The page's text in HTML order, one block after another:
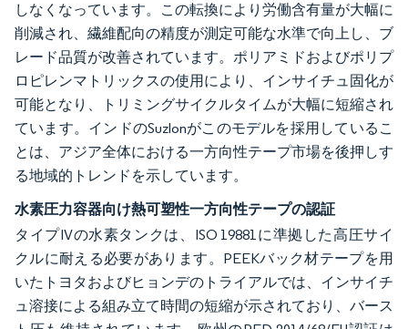
しなくなっています。この転換により労働含有量が大幅に
削減され、繊維配向の精度が測定可能な水準で向上し、ブ
レード品質が改善されています。ポリアミドおよびポリプ
ロピレンマトリックスの使用により、インサイチュ固化が
可能となり、トリミングサイクルタイムが大幅に短縮され
ています。インドのSuzlonがこのモデルを採用しているこ
とは、アジア全体における一方向性テープ市場を後押しす
る地域的トレンドを示しています。
水素圧力容器向け熱可塑性一方向性テープの認証
タイプIVの水素タンクは、ISO 19881に準拠した高圧サイ
クルに耐える必要があります。PEEKバック材テープを用
いたトヨタおよびヒョンデのトライアルでは、インサイチ
ュ溶接による組み立て時間の短縮が示されており、バース